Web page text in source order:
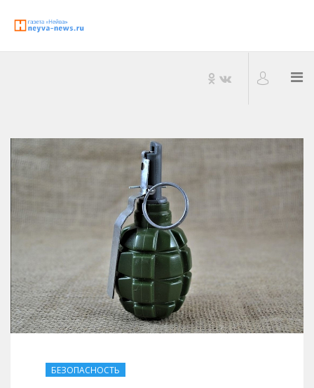
БЕЗОПАСНОСТЬ